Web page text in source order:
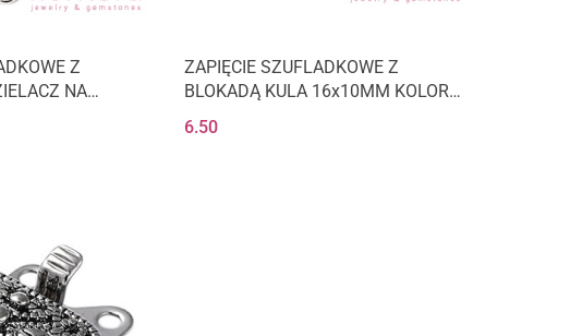
Z
NA
ZAPIĘCIE SZUFLADKOWE Z
BLOKADĄ KULA 16x10MM KOLOR
6.50